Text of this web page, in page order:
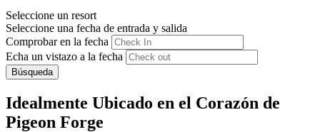
Seleccione un resort
Seleccione una fecha de entrada y salida
Comprobar en la fecha
Echa un vistazo a la fecha
Búsqueda
Idealmente Ubicado en el Corazón de
Pigeon Forge